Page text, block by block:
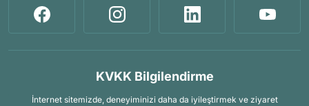
KVKK Bilgilendirme
İnternet sitemizde, deneyiminizi daha da iyileştirmek ve ziyaret